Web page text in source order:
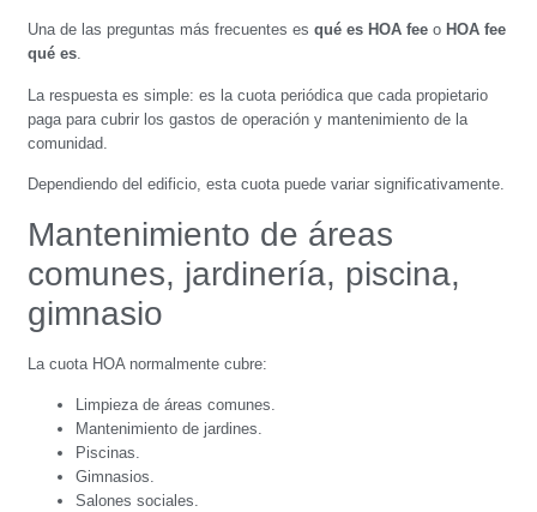
Una de las preguntas más frecuentes esqué es HOA fee o HOA fee
qué es.
La respuesta es simple: es la cuota periódica que cada propietario
paga para cubrir los gastos de operación y mantenimiento de la
comunidad.
Dependiendo del edificio, esta cuota puede variar significativamente.
Mantenimiento de áreas
comunes, jardinería, piscina,
gimnasio
La cuota HOA normalmente cubre:
Limpieza de áreas comunes.
Mantenimiento de jardines.
Piscinas.
Gimnasios.
Salones sociales.